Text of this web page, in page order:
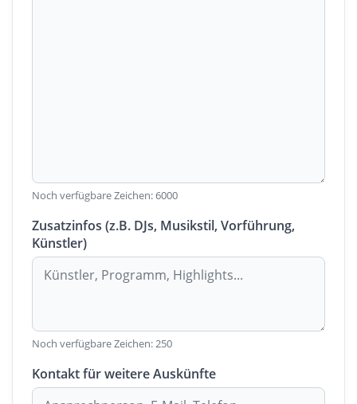
Noch verfügbare Zeichen:6000
Zusatzinfos (z.B. DJs, Musikstil, Vorführung,
Künstler)
Noch verfügbare Zeichen:250
Kontakt für weitere Auskünfte